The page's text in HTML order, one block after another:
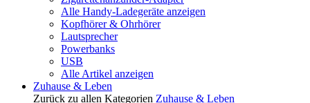
Alle Handy-Ladegeräte anzeigen
Kopfhörer & Ohrhörer
Lautsprecher
Powerbanks
USB
Alle Artikel anzeigen
Zuhause & Leben
Zurück zu allen Kategorien Zuhause & Leben